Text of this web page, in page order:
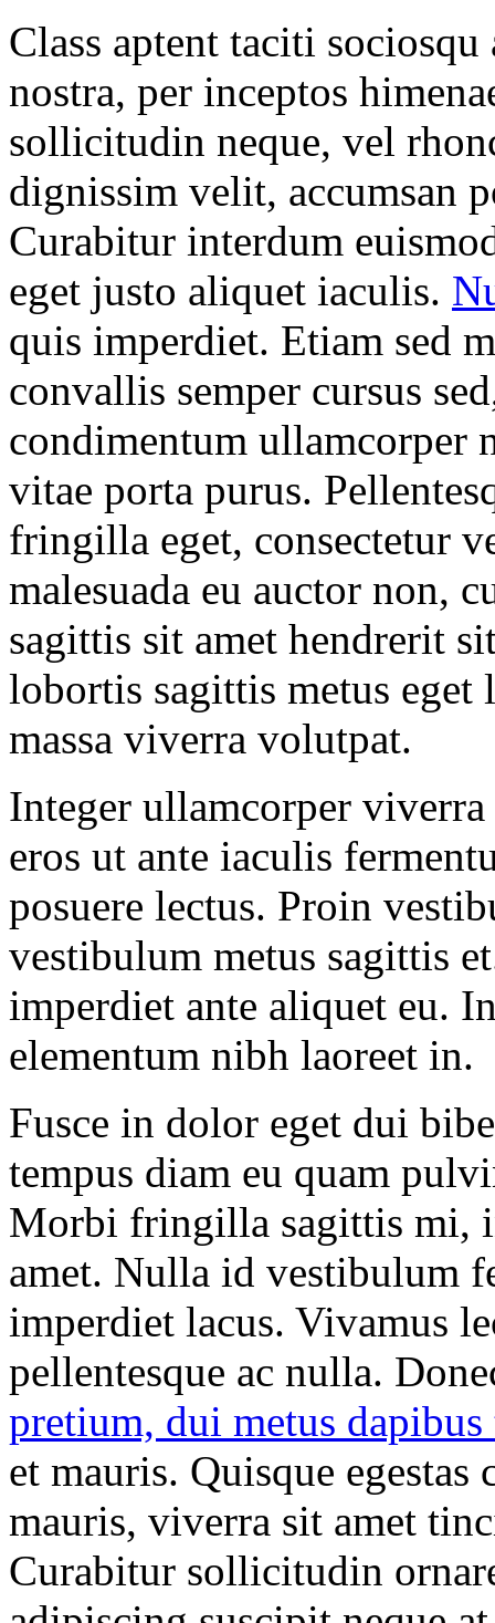
Class aptent taciti
nostra, per inceptos
sollicitudin neque, vel
dignissim velit, accumsan
Curabitur interdum
eget justo aliquet iaculis.
quis imperdiet. Etiam sed
convallis semper cursus
condimentum ullamcorper
vitae porta purus.
fringilla eget, consectetur
malesuada eu auctor non,
sagittis sit amet hendrerit
lobortis sagittis metus
massa viverra volutpat.
Integer ullamcorper
eros ut ante iaculis
posuere lectus. Proin
vestibulum metus sagittis
imperdiet ante aliquet eu.
elementum nibh laoreet in.
Fusce in dolor eget dui
tempus diam eu quam
Morbi fringilla sagittis mi,
amet. Nulla id vestibulum
imperdiet lacus. Vivamus
pellentesque ac nulla.
pretium, dui metus
et mauris. Quisque
mauris, viverra sit amet
Curabitur sollicitudin